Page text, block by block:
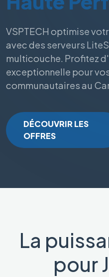
VSPTECH optimise
avec des serveurs
multicouche. Profitez
exceptionnelle pour
communautaires au
DÉCOUVRIR LES
OFFRES
La
pour